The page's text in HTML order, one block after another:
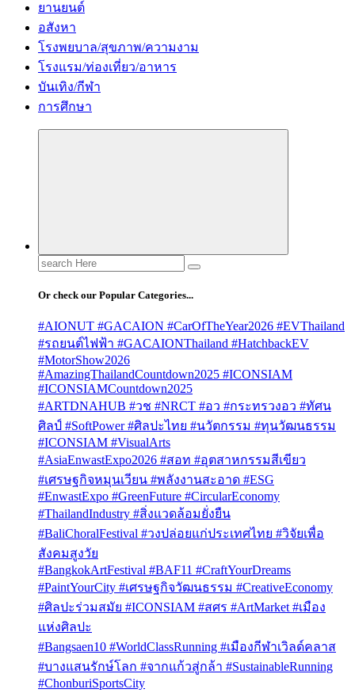
ยานยนต์
อสังหา
โรงพยบาล/สุขภาพ/ความงาม
โรงแรม/ท่องเที่ยว/อาหาร
บันเทิง/กีฬา
การศึกษา
Search
for:
Or check our Popular Categories...
#AIONUT #GACAION #CarOfTheYear2026 #EVThailand
#รถยนต์ไฟฟ้า #GACAIONThailand #HatchbackEV
#MotorShow2026
#AmazingThailandCountdown2025 #ICONSIAM
#ICONSIAMCountdown2025
#ARTDNAHUB #วช #NRCT #อว #กระทรวงอว #ทัศน
ศิลป์ #SoftPower #ศิลปะไทย #นวัตกรรม #ทุนวัฒนธรรม
#ICONSIAM #VisualArts
#AsiaEnwastExpo2026 #สอท #อุตสาหกรรมสีเขียว
#เศรษฐกิจหมุนเวียน #พลังงานสะอาด #ESG
#EnwastExpo #GreenFuture #CircularEconomy
#ThailandIndustry #สิ่งแวดล้อมยั่งยืน
#BaliChoralFestival #วงปล่อยแก่ประเทศไทย #วิจัยเพื่อ
สังคมสูงวัย
#BangkokArtFestival #BAF11 #CraftYourDreams
#PaintYourCity #เศรษฐกิจวัฒนธรรม #CreativeEconomy
#ศิลปะร่วมสมัย #ICONSIAM #สศร #ArtMarket #เมือง
แห่งศิลปะ
#Bangsaen10 #WorldClassRunning #เมืองกีฬาเวิลด์คลาส
#บางแสนรักษ์โลก #จากแก้วสู่กล้า #SustainableRunning
#ChonburiSportsCity